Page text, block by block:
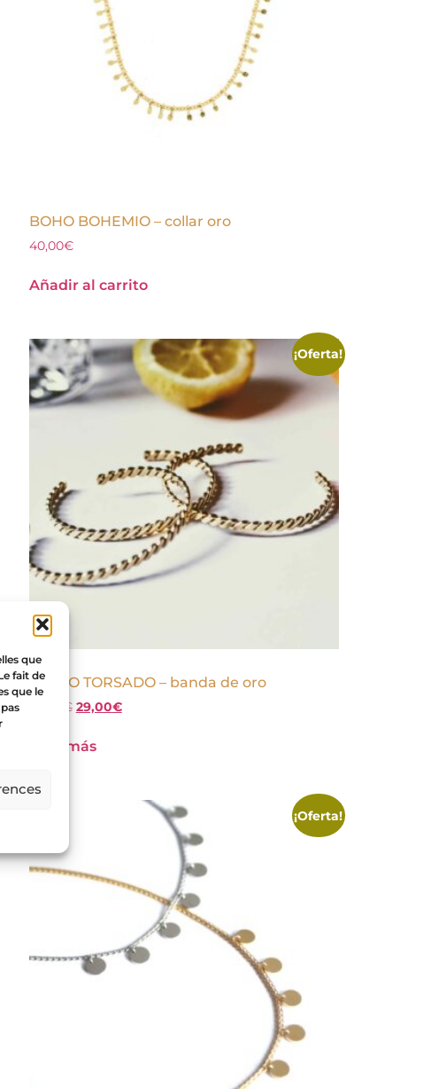
que
fait de
que le
BOHO BOHEMIO – collar oro
40,00€
Añadir al carrito
¡Oferta!
PASEO TORSADO – banda de oro
€ 29,00€
Leer más
¡Oferta!